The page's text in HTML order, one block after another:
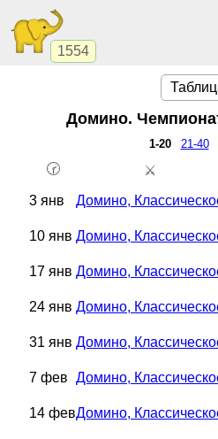
1554
Домино.
1-20 21-40
🕝 ⚔️
3 янв Домино,
10 янв Домино,
17 янв Домино,
24 янв Домино,
31 янв Домино,
7 фев Домино,
14 февДомино,